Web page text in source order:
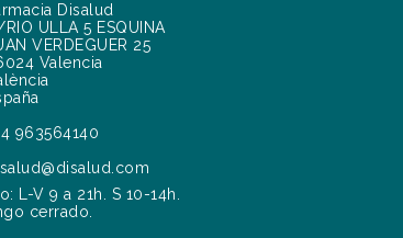
Disalud
ULLA 5 ESQUINA
VERDEGUER 25
Valencia
963564140
L-V 9 a 21h. S 10-14h.
cerrado.